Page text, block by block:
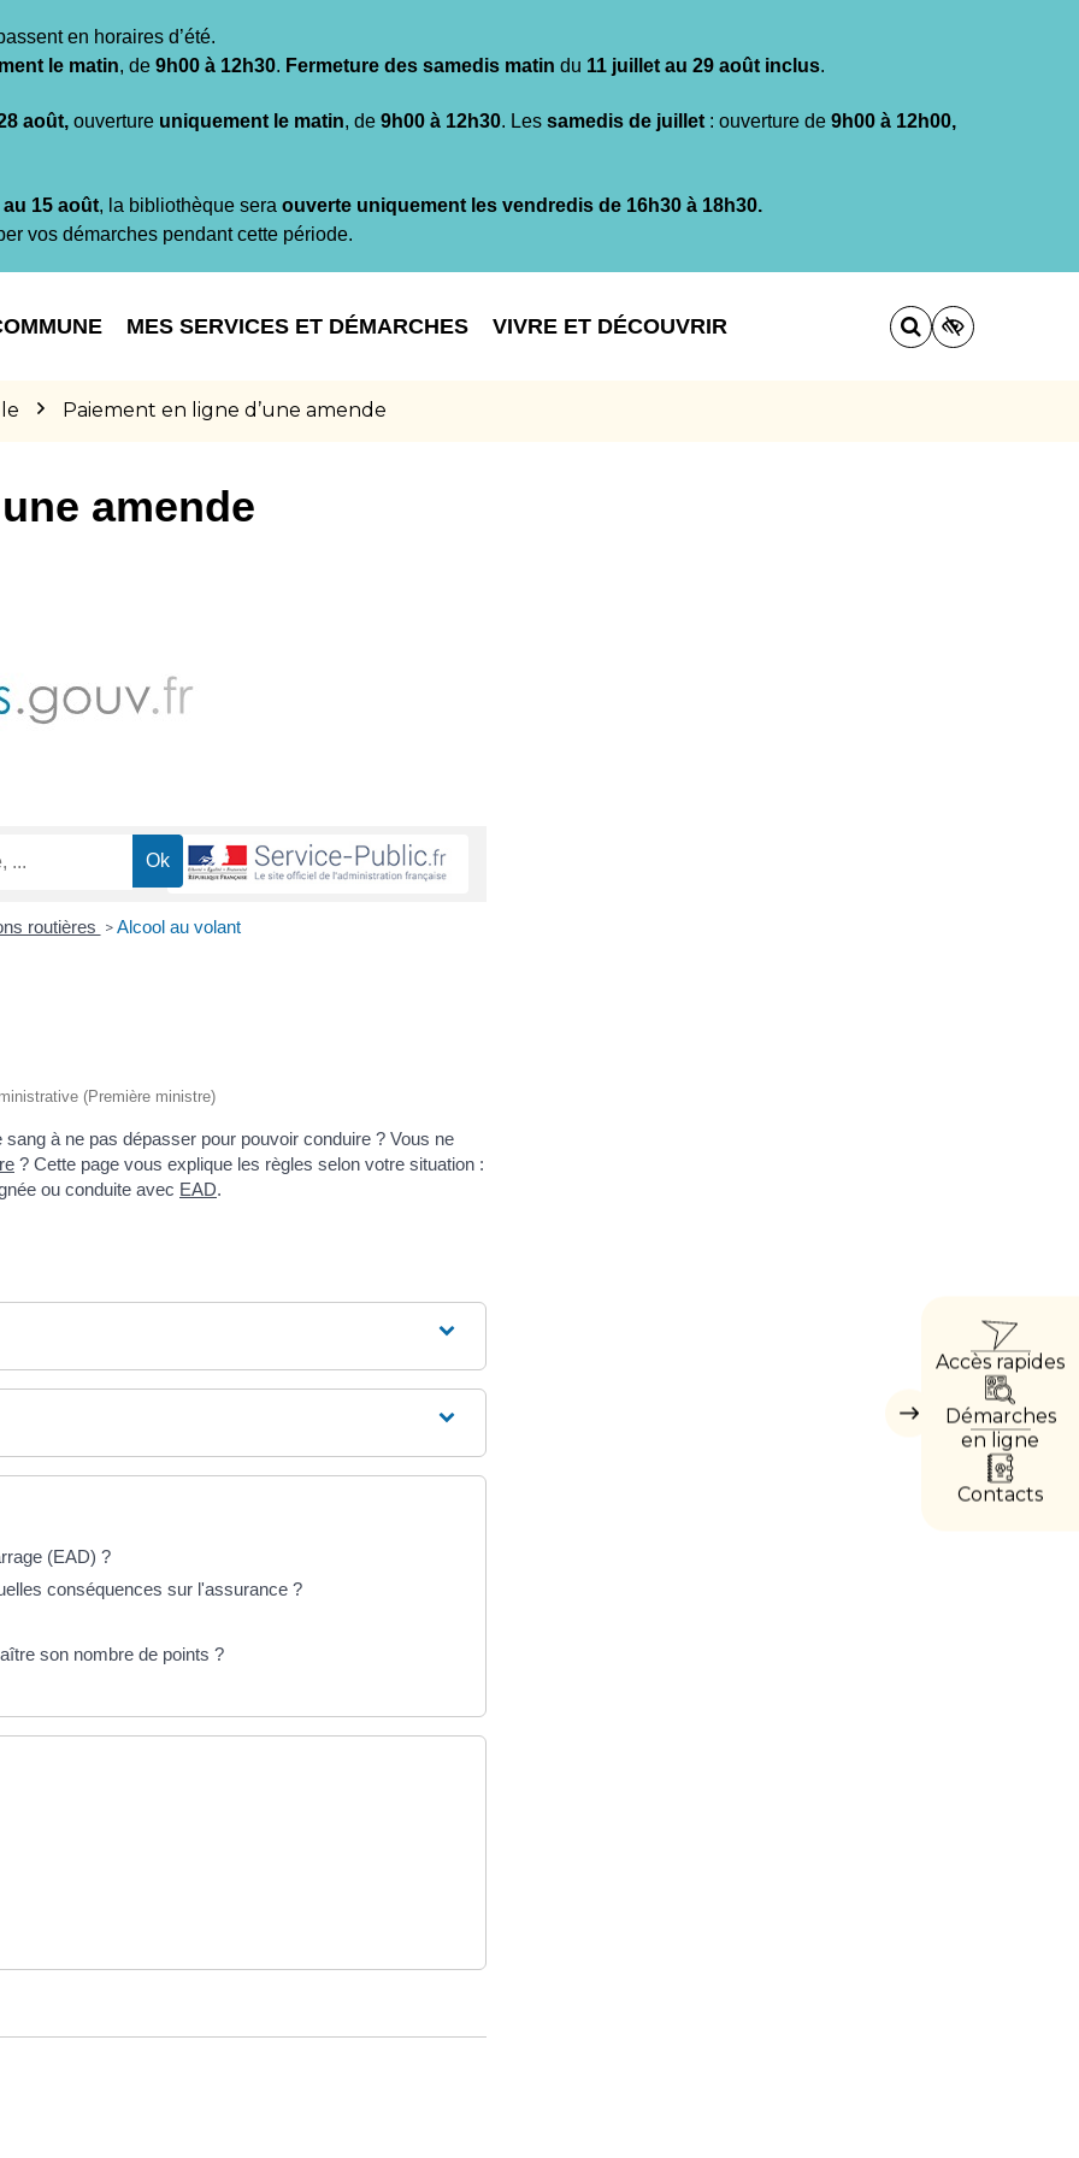
en horaires d’été.
le matin, de 9h00 à 12h30. Fermeture des samedis matin du 11 juillet au 29 août inclus.
août, ouverture uniquement le matin, de 9h00 à 12h30. Les samedis de juillet : ouverture de 9h00 à 12h00,
15 août, la bibliothèque sera ouverte uniquement les vendredis de 16h30 à 18h30.
vos démarches pendant cette période.
MES SERVICES ET DÉMARCHES VIVRE ET DÉCOUVRIR
Paiement en ligne d’une amende
Masquer
Accès rapides
Démarches
en ligne
Contacts
amende
routières > Alcool au volant
(Première ministre)
à ne pas dépasser pour pouvoir conduire ? Vous ne
? Cette page vous explique les règles selon votre situation :
ou conduite avec EAD.
(EAD) ?
conséquences sur l'assurance ?
son nombre de points ?